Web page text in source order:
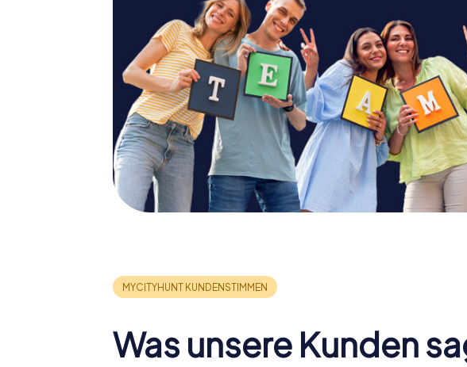
Was unsere Kunden